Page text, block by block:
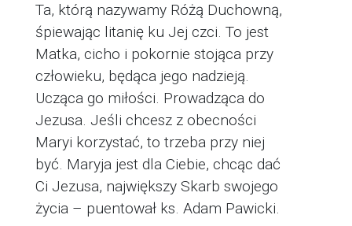
Ta, którą nazywamy Różą Duchowną,
śpiewając litanię ku Jej czci. To jest
Matka, cicho i pokornie stojąca przy
człowieku, będąca jego nadzieją.
Ucząca go miłości. Prowadząca do
Jezusa. Jeśli chcesz z obecności
Maryi korzystać, to trzeba przy niej
być. Maryja jest dla Ciebie, chcąc dać
Ci Jezusa, największy Skarb swojego
życia – puentował ks. Adam Pawicki.